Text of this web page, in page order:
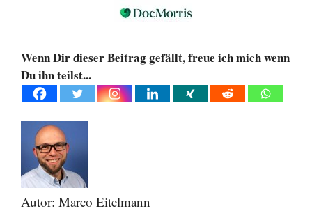
Wenn Dir dieser Beitrag gefällt, freue ich mich wenn
Du ihn teilst...
Autor: Marco Eitelmann